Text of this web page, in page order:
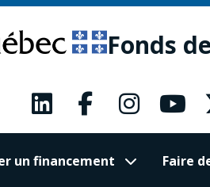
Fonds
un financement Faire